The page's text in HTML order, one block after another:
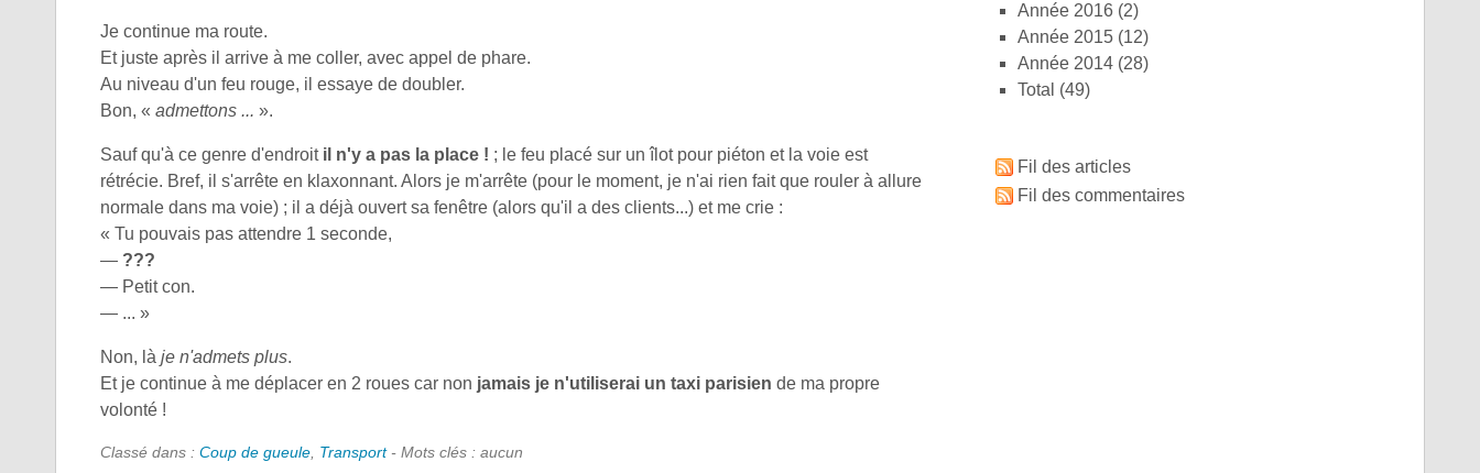
Je continue ma route.
Et juste après il arrive à me coller, avec appel de phare.
Au niveau d'un feu rouge, il essaye de doubler.
Bon, « admettons ... ».
Sauf qu'à ce genre d'endroit il n'y a pas la place ! ; le feu placé sur un îlot pour piéton et la voie est
rétrécie. Bref, il s'arrête en klaxonnant. Alors je m'arrête (pour le moment, je n'ai rien fait que rouler à allure
normale dans ma voie) ; il a déjà ouvert sa fenêtre (alors qu'il a des clients...) et me crie :
« Tu pouvais pas attendre 1 seconde,
— ???
— Petit con.
— ... »
Non, là je n'admets plus.
Et je continue à me déplacer en 2 roues car non jamais je n'utiliserai un taxi parisien de ma propre
volonté !
Classé dans : Coup de gueule Transport- Mots clés : aucun
année 2016 (2)
année 2015 (12)
année 2014 (28)
total (49)
Fil des articles
Fil des commentaires